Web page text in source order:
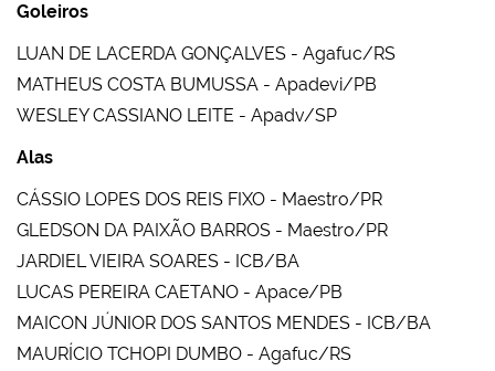
Goleiros
LUAN DE LACERDA GONÇALVES - Agafuc/RS
MATHEUS COSTA BUMUSSA - Apadevi/PB
WESLEY CASSIANO LEITE - Apadv/SP
Alas
CÁSSIO LOPES DOS REIS FIXO - Maestro/PR
GLEDSON DA PAIXÃO BARROS - Maestro/PR
JARDIEL VIEIRA SOARES - ICB/BA
LUCAS PEREIRA CAETANO - Apace/PB
MAICON JÚNIOR DOS SANTOS MENDES - ICB/BA
MAURÍCIO TCHOPI DUMBO - Agafuc/RS